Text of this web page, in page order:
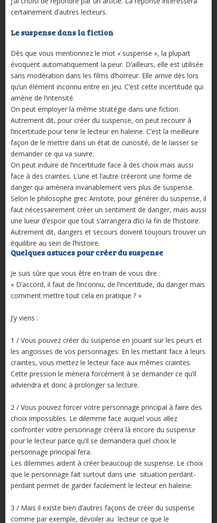
certainement d’autres lecteurs.
Le suspense dans la fiction
Dès que vous mentionnez le mot « suspense », la plupart
évoquent automatiquement la peur. D’ailleurs, elle est utilisée
sans modération dans les films d’horreur. Elle arrive dès lors
qu’un élément inconnu entre en jeu. C’est cette incertitude qui
amène de l’intensité.
On peut employer la même stratégie dans une fiction.
Autrement dit, pour créer du suspense, on peut recourir à
l’incertitude pour tenir le lecteur en haleine. C’est la meilleure
façon de le mettre dans un état de curiosité, de le laisser se
demander ce qui va suivre.
On peut induire de l’incertitude face à des choix mais aussi
face à des craintes. L’une et l’autre créeront une forme de
danger qui amènera invariablement vers plus de suspense.
Selon le philosophe grec Aristote, pour générer du suspense, il
faut nécessairement créer un sentiment de danger, mais aussi
une lueur d’espoir que tout s’arrangera d’ici la fin de l’histoire.
Autrement dit, dangers et secours doivent toujours trouver un
équilibre au sein de l’histoire.
Quelques astuces pour créer du suspense
Je suis sûre que vous être en train de vous dire :
« D’accord, il faut de l’inconnu, de l’incertitude, du danger mais
comment mettre tout cela en pratique ? »
J’y viens :
1 / Vous pouvez créer du suspense en jouant sur les peurs et
les angoisses de vos personnages. En les mettant face à leurs
craintes, vous mettez le lecteur face aux mêmes craintes.
Cette pression le mènera forcément à se demander ce qu’il
adviendra et donc à prolonger sa lecture.
2 / Vous pouvez forcer votre personnage principal à faire des
choix impossibles. Le dilemme face auquel vous allez
confronter votre personnage créera là encore du suspense
pour le lecteur parce qu’il se demandera quel choix le
personnage principal fera.
Les dilemmes aident à créer beaucoup de suspense. Le choix
que le personnage fait surtout dans une situation perdant-
perdant permet de garder facilement le lecteur en haleine.
3 / Mais il existe bien d’autres façons de créer du suspense
comme par exemple, dévoiler au lecteur ce que le